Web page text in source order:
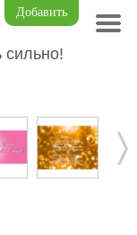
Добавить